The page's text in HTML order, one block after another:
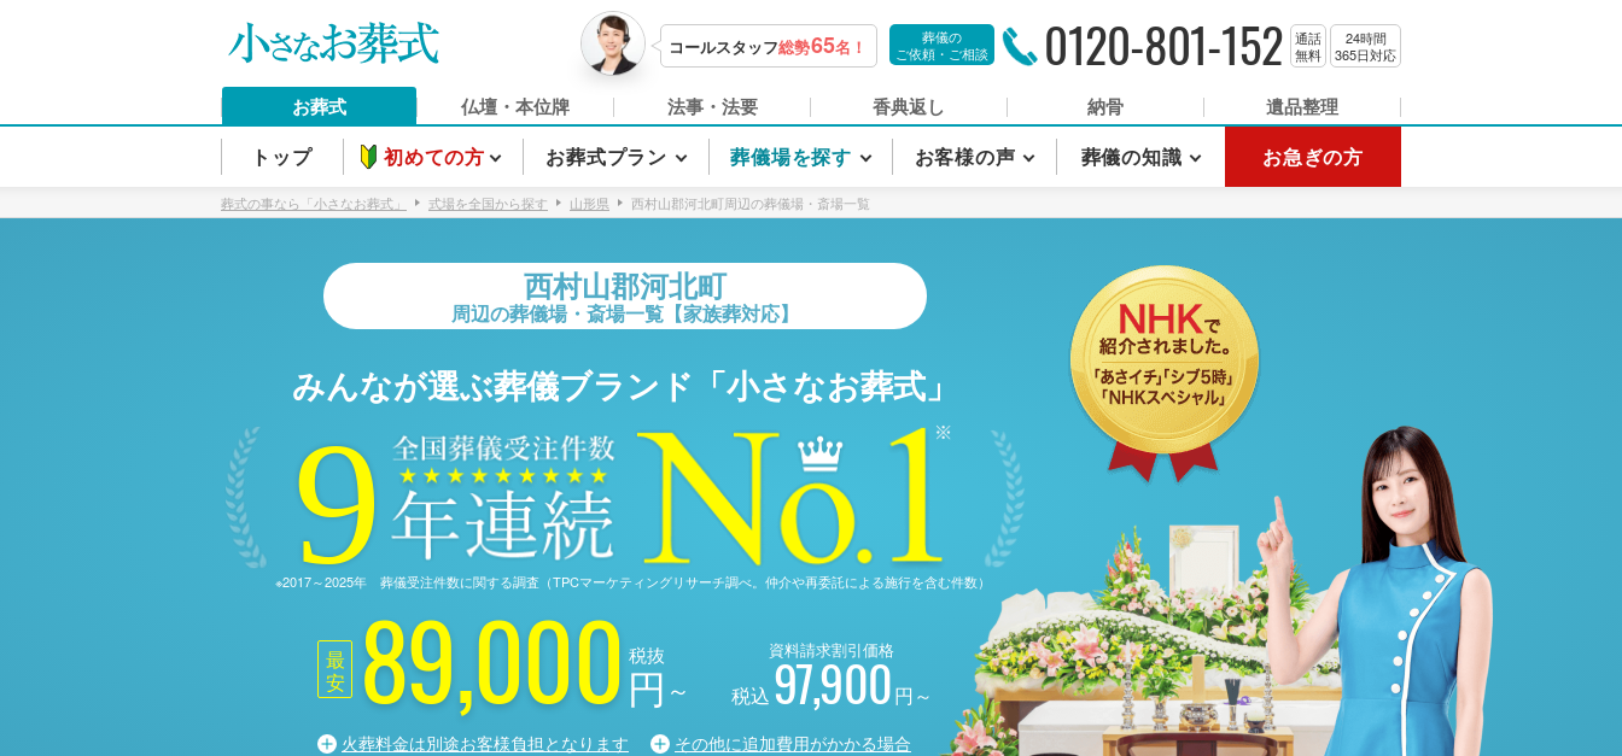
コールスタッフ総勢65名！
葬儀の
ご依頼・ご相談
0120-801-152
通話
無料
24時間
365日対応
お葬式 仏壇・本位牌 法事・法要 香典返し 納骨 遺品整理
トップ 初めての方 お葬式プラン 葬儀場を探す お客様の声 葬儀の知識 お急ぎの方
葬式の事なら「小さなお葬式」 式場を全国から探す 山形県 西村山郡河北町周辺の葬儀場・斎場一覧
西村山郡河北町
周辺の葬儀場・斎場一覧【家族葬対応】
みんなが選ぶ葬儀ブランド「小さなお葬式」
9
※2017～2025年 葬儀受注件数に関する調査（TPCマーケティングリサーチ調べ。仲介や再委託による施行を含む件数）
最
安
89,000円 ～
税抜 資料請求割引価格
税込97,900円～
火葬料金は別途お客様負担となります その他に追加費用がかかる場合